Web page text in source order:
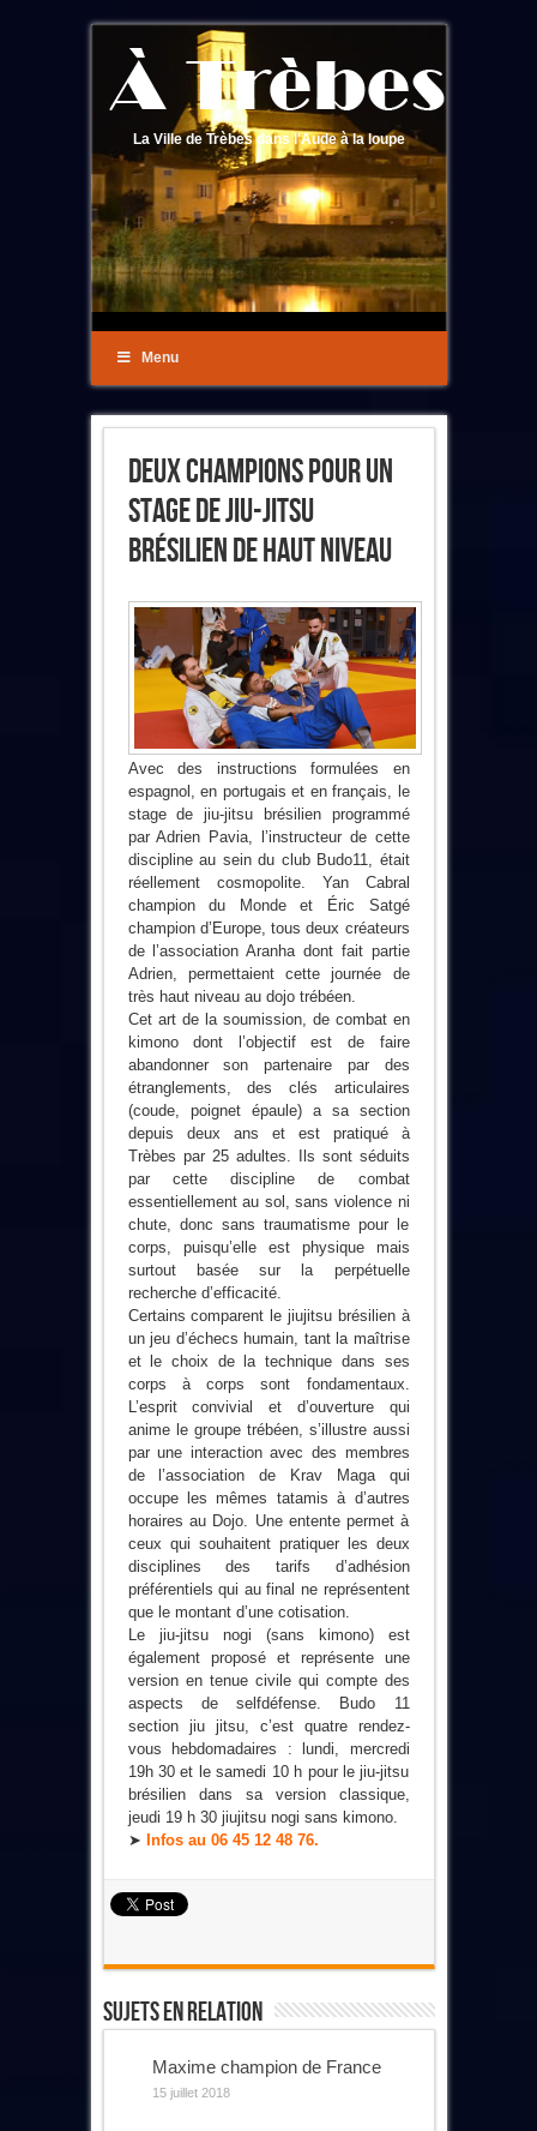
La Ville de Trèbes dans l'Aude à la loupe
Menu
Deux Champions Pour Un
Stage De Jiu-Jitsu
Brésilien De Haut Niveau
Avec des instructions formulées en
espagnol, en portugais et en français, le
stage de jiu-jitsu brésilien programmé
par Adrien Pavia, l’instructeur de cette
discipline au sein du club Budo11, était
réellement cosmopolite. Yan Cabral
champion du Monde et Éric Satgé
champion d’Europe, tous deux créateurs
de l’association Aranha dont fait partie
Adrien, permettaient cette journée de
très haut niveau au dojo trébéen.
Cet art de la soumission, de combat en
kimono dont l’objectif est de faire
abandonner son partenaire par des
étranglements, des clés articulaires
(coude, poignet épaule) a sa section
depuis deux ans et est pratiqué à
Trèbes par 25 adultes. Ils sont séduits
par cette discipline de combat
essentiellement au sol, sans violence ni
chute, donc sans traumatisme pour le
corps, puisqu’elle est physique mais
surtout basée sur la perpétuelle
recherche d’efficacité.
Certains comparent le jiujitsu brésilien à
un jeu d’échecs humain, tant la maîtrise
et le choix de la technique dans ses
corps à corps sont fondamentaux.
L’esprit convivial et d’ouverture qui
anime le groupe trébéen, s’illustre aussi
par une interaction avec des membres
de l’association de Krav Maga qui
occupe les mêmes tatamis à d’autres
horaires au Dojo. Une entente permet à
ceux qui souhaitent pratiquer les deux
disciplines des tarifs d’adhésion
préférentiels qui au final ne représentent
que le montant d’une cotisation.
Le jiu-jitsu nogi (sans kimono) est
également proposé et représente une
version en tenue civile qui compte des
aspects de selfdéfense. Budo 11
section jiu jitsu, c’est quatre rendez-
vous hebdomadaires : lundi, mercredi
19h 30 et le samedi 10 h pour le jiu-jitsu
brésilien dans sa version classique,
jeudi 19 h 30 jiujitsu nogi sans kimono.
➤ Infos au 06 45 12 48 76.
Sujets En Relation
Maxime champion de France
15 juillet 2018